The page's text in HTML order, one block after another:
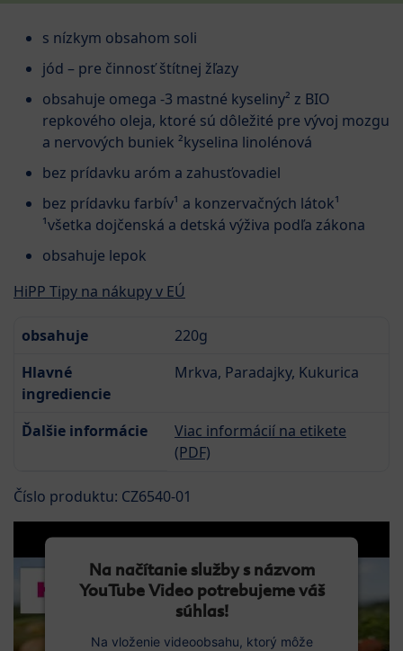
s nízkym obsahom soli
jód – pre činnosť štítnej žľazy
obsahuje omega -3 mastné kyseliny² z BIO
repkového oleja, ktoré sú dôležité pre vývoj mozgu
a nervových buniek ²kyselina linolénová
bez prídavku aróm a zahusťovadiel
bez prídavku farbív¹ a konzervačných látok¹
¹všetka dojčenská a detská výživa podľa zákona
obsahuje lepok
HiPP Tipy na nákupy v EÚ
obsahuje
220g
Hlavné
ingrediencie
Mrkva, Paradajky, Kukurica
Ďalšie informácie
Viac informácií na etikete
(PDF)
Číslo produktu: CZ6540-01
Na načítanie služby s názvom
YouTube Video potrebujeme váš
súhlas!
Na vloženie videoobsahu, ktorý môže